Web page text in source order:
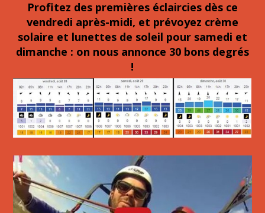
Profitez des premières éclaircies dès ce
vendredi après-midi, et prévoyez crème
solaire et lunettes de soleil pour samedi et
dimanche : on nous annonce 30 bons degrés
!